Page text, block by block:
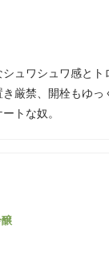
ュワシュワ感とト
き厳禁、開栓もゆ
トな奴。